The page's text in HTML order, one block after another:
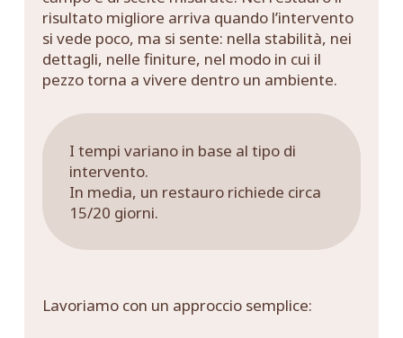
risultato migliore arriva quando l’intervento
si vede poco, ma si sente: nella stabilità, nei
dettagli, nelle finiture, nel modo in cui il
pezzo torna a vivere dentro un ambiente.
I tempi variano in base al tipo di
intervento.
In media, un restauro richiede circa
15/20 giorni.
Lavoriamo con un approccio semplice: